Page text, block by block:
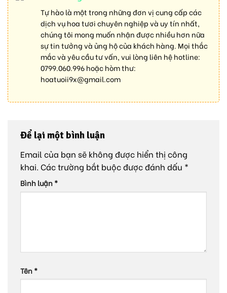
Tự hào là một trong những đơn vị cung cấp các
dịch vụ hoa tươi chuyên nghiệp và uy tín nhất,
chúng tôi mong muốn nhận được nhiều hơn nữa
sự tin tưởng và ủng hộ của khách hàng. Mọi thắc
mắc và yêu cầu tư vấn, vui lòng liên hệ hotline:
0799.060.996hoặc hòm thư:
hoatuoii9x@gmail.com
Để lại một bình luận
Email của bạn sẽ không được hiển thị công
khai. Các trường bắt buộc được đánh dấu *
Bình luận*
Tên*